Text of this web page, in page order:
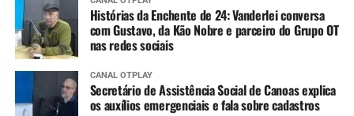
Histórias da Enchente de 24: Vanderlei conversa
com Gustavo, da Kão Nobre e parceiro do Grupo OT
nas redes sociais
CANAL OTPLAY
Secretário de Assistência Social de Canoas explica
os auxílios emergenciais e fala sobre cadastros